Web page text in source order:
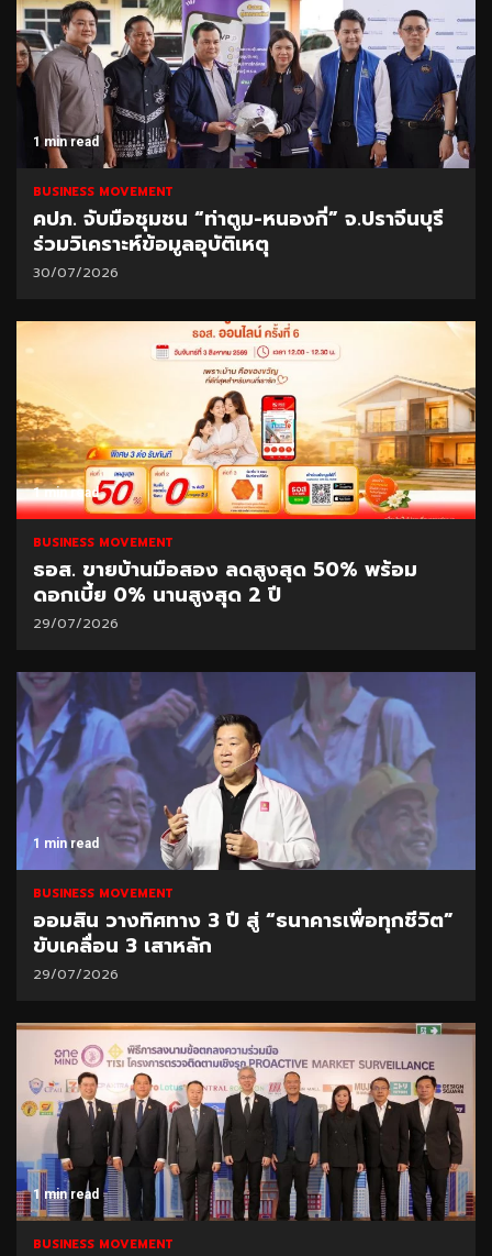
1 min read
BUSINESS MOVEMENT
คปภ. จับมือชุมชน “ท่าตูม-หนองกี่” จ.ปราจีนบุรี
ร่วมวิเคราะห์ข้อมูลอุบัติเหตุ
30/07/2026
1 min read
BUSINESS MOVEMENT
ธอส. ขายบ้านมือสอง ลดสูงสุด 50% พร้อม
ดอกเบี้ย 0% นานสูงสุด 2 ปี
29/07/2026
1 min read
BUSINESS MOVEMENT
ออมสิน วางทิศทาง 3 ปี สู่ “ธนาคารเพื่อทุกชีวิต”
ขับเคลื่อน 3 เสาหลัก
29/07/2026
1 min read
BUSINESS MOVEMENT